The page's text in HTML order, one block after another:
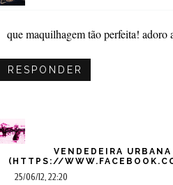
que maquilhagem tão perfeita! adoro
RESPONDER
VENDEDEIRA
(HTTPS://
25/06/12, 22:20